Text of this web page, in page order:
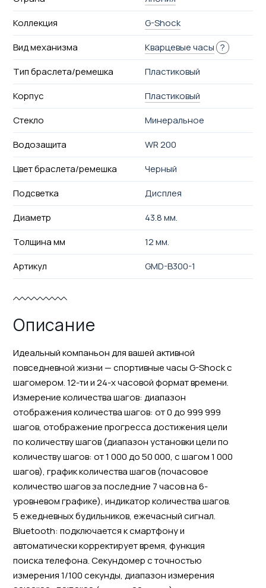
Коллекция
G-Shock
Вид механизма
Кварцевые часы ?
Тип браслета/ремешка
Пластиковый
Корпус
Пластиковый
Стекло
Минеральное
Водозащита
WR 200
Цвет браслета/ремешка
Черный
Подсветка
Дисплея
Диаметр
43.8 мм.
Толщина мм
12 мм.
Артикул
GMD-B300-1
Описание
Идеальный компаньон для вашей активной
повседневной жизни — спортивные часы G-Shock с
шагомером. 12-ти и 24-х часовой формат времени.
Измерение количества шагов: диапазон
отображения количества шагов: от 0 до 999 999
шагов, отображение прогресса достижения цели
по количеству шагов (диапазон установки цели по
количеству шагов: от 1 000 до 50 000, с шагом 1 000
шагов), график количества шагов (почасовое
количество шагов за последние 7 часов на 6-
уровневом графике), индикатор количества шагов.
5 ежедневных будильников, ежечасный сигнал.
Bluetooth: подключается к смартфону и
автоматически корректирует время, функция
поиска телефона. Секундомер с точностью
измерения 1/100 секунды, диапазон измерения